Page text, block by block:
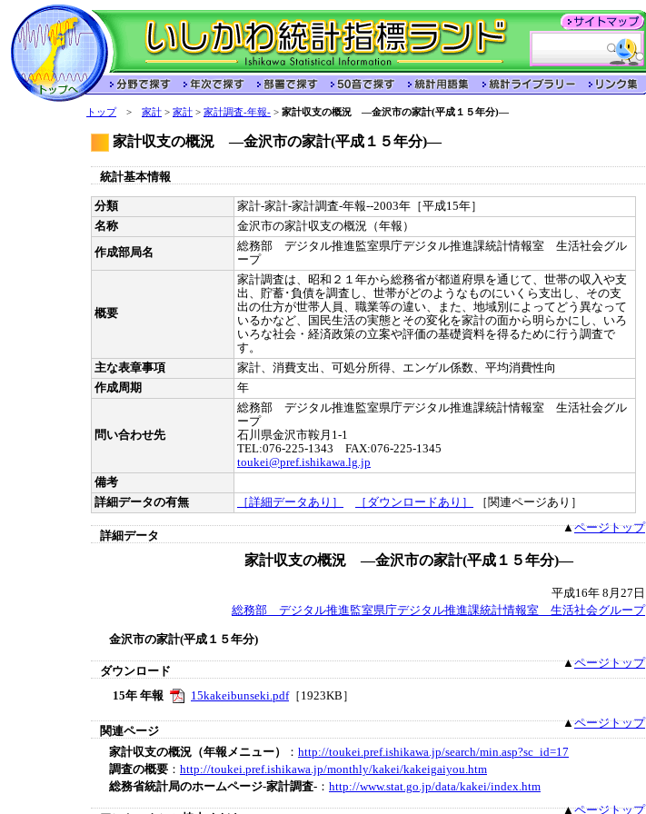
トップ> 家計 > 家計 > 家計調査-年報- > 家計収支の概況 ―金沢市の家計(平成１５年分)―
家計収支の概況 ―金沢市の家計(平成１５年分)―
統計基本情報
分類
家計-家計-家計調査-年報--2003年［平成15年］
名称
金沢市の家計収支の概況（年報）
作成部局名
総務部 デジタル推進監室県庁デジタル推進課統計情報室 生活社会グル
ープ
概要
家計調査は、昭和２１年から総務省が都道府県を通じて、世帯の収入や支
出、貯蓄･負債を調査し、世帯がどのようなものにいくら支出し、その支
出の仕方が世帯人員、職業等の違い、また、地域別によってどう異なって
いるかなど、国民生活の実態とその変化を家計の面から明らかにし、いろ
いろな社会・経済政策の立案や評価の基礎資料を得るために行う調査で
す。
主な表章事項
家計、消費支出、可処分所得、エンゲル係数、平均消費性向
作成周期
年
問い合わせ先
総務部 デジタル推進監室県庁デジタル推進課統計情報室 生活社会グル
ープ
石川県金沢市鞍月1-1
TEL:076-225-1343 FAX:076-225-1345
toukei@pref.ishikawa.lg.jp
備考
詳細データの有無
［詳細データあり］ ［ダウンロードあり］ ［関連ページあり］
詳細データ
▲ページトップ
家計収支の概況 ―金沢市の家計(平成１５年分)―
平成16年 8月27日
総務部 デジタル推進監室県庁デジタル推進課統計情報室 生活社会グループ
金沢市の家計(平成１５年分)
ダウンロード
▲ページトップ
15年 年報 15kakeibunseki.pdf［1923KB］
関連ページ
▲ページトップ
家計収支の概況（年報メニュー） ： http://toukei.pref.ishikawa.jp/search/min.asp?sc_id=17
調査の概要 ： http://toukei.pref.ishikawa.jp/monthly/kakei/kakeigaiyou.htm
総務省統計局のホームページ-家計調査- ： http://www.stat.go.jp/data/kakei/index.htm
▲ページトップ